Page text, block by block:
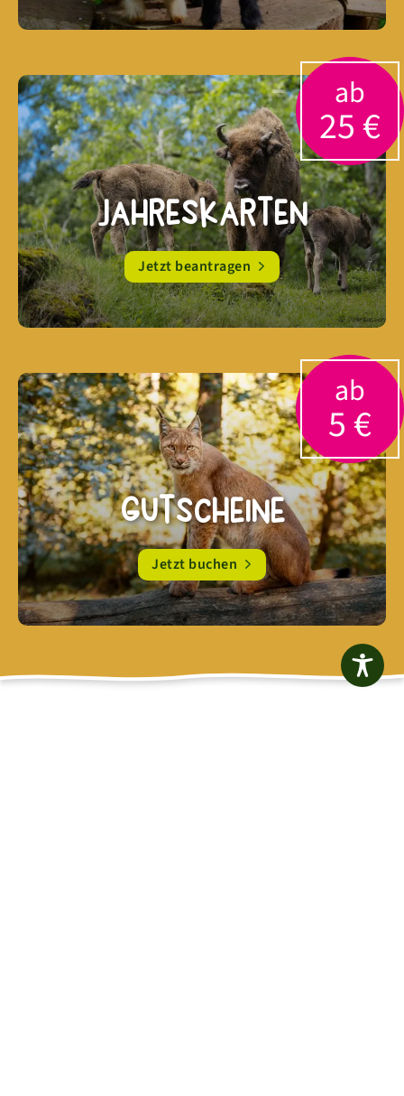
Jahreskarten
Jetzt beantragen
ab
25 €
Gutscheine
Jetzt buchen
ab
5 €
entwickelt mit von typo.one